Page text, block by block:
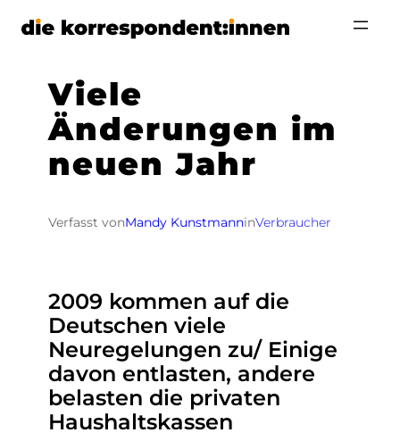
Zum
Viele
Änderungen im
neuen Jahr
Verfasst vonMandy KunstmanninVerbraucher
2009 kommen auf die
Deutschen viele
Neuregelungen zu/ Einige
davon entlasten, andere
belasten die privaten
Haushaltskassen